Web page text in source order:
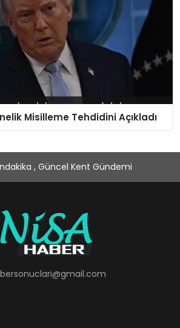
Misilleme Tehdidini Açıkladı
, Güncel Kent Gündemi